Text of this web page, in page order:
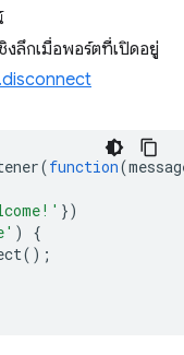
งลึกเมื่อพอร์ตที่เปิดอยู่
(function(
})
)
{
();